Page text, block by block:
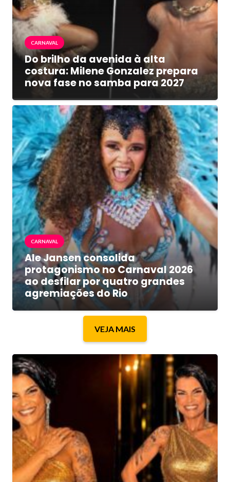
CARNAVAL
Do brilho da avenida à alta
costura: Milene Gonzalez prepara
nova fase no samba para 2027
CARNAVAL
Ale Jansen consolida
protagonismo no Carnaval 2026
ao desfilar por quatro grandes
agremiações do Rio
VEJA MAIS